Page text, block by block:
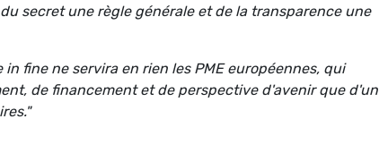
secret une règle générale et de la transparence une
fine ne servira en rien les PME européennes, qui
de financement et de perspective d'avenir que d'un